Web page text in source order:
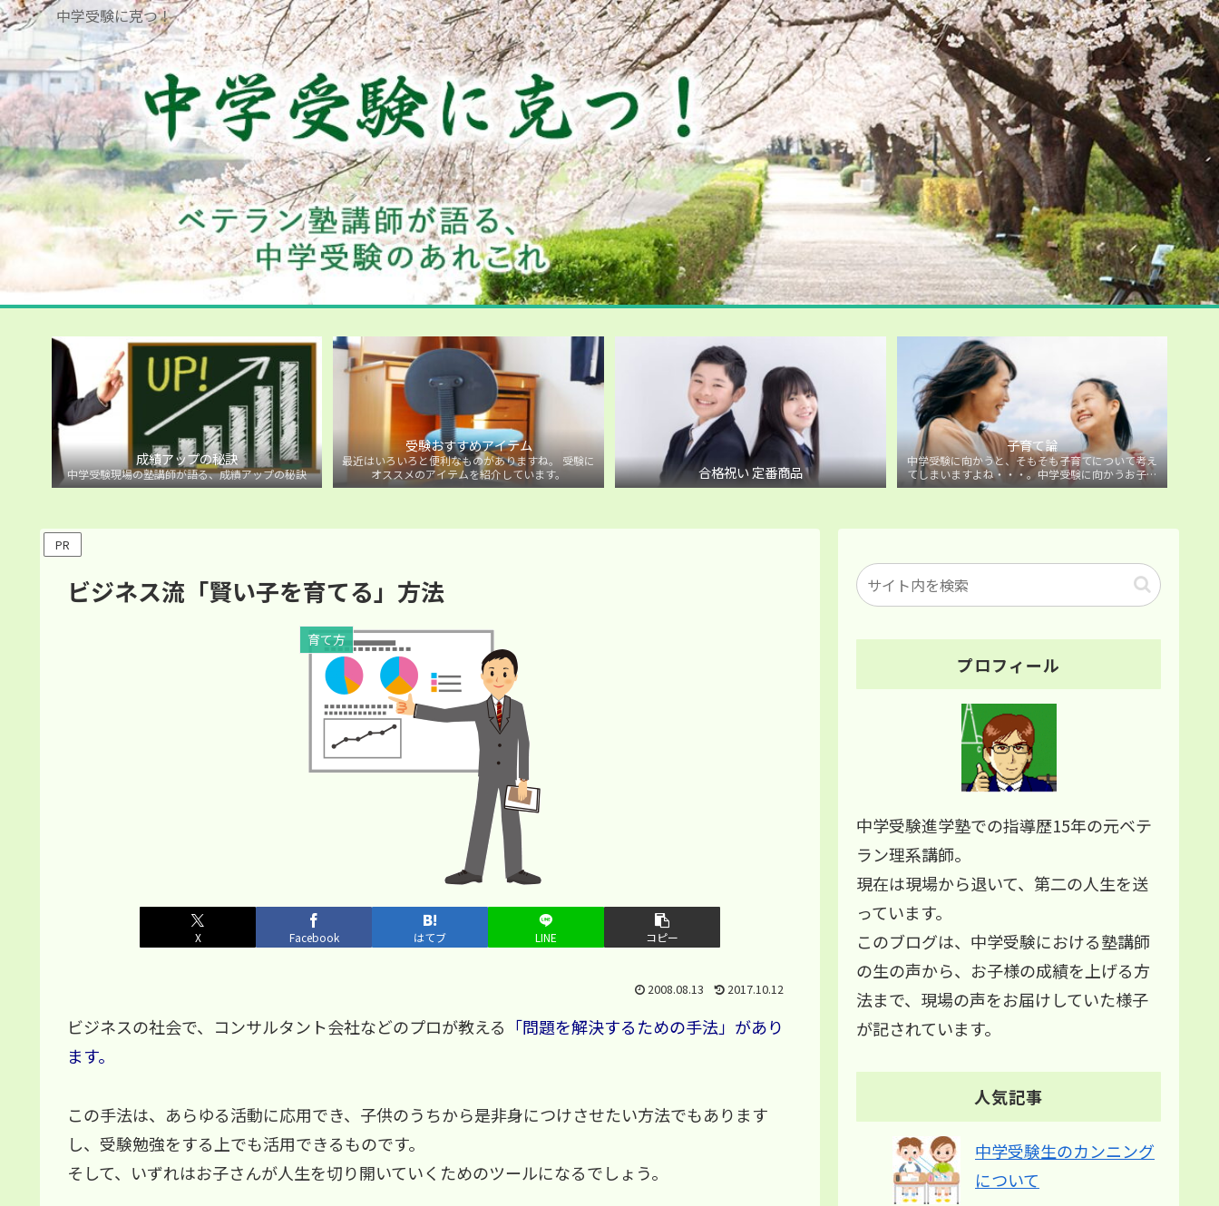
中学受験に克つ！
成績アップの秘訣
中学受験現場の塾講師が語る、成績アップの秘訣
受験おすすめアイテム
最近はいろいろと便利なものがありますね。 受験に
オススメのアイテムを紹介しています。
合格祝い 定番商品
子育て論
中学受験に向かうと、そもそも子育てについて考え
てしまいますよね・・・。中学受験に向かうお子様
を持つ保護者の方に向けた子育て論について。
PR
ビジネス流「賢い子を育てる」方法
育て方
X Facebook はてブ LINE コピー
2008.08.13 2017.10.12
ビジネスの社会で、コンサルタント会社などのプロが教える 「問題を解決するための手法」があり
ます。
この手法は、あらゆる活動に応用でき、子供のうちから是非身につけさせたい方法でもあります
し、受験勉強をする上でも活用できるものです。
そして、いずれはお子さんが人生を切り開いていくためのツールになるでしょう。
プロフィール
中学受験進学塾での指導歴15年の元ベテ
ラン理系講師。
現在は現場から退いて、第二の人生を送
っています。
このブログは、中学受験における塾講師
の生の声から、お子様の成績を上げる方
法まで、現場の声をお届けしていた様子
が記されています。
人気記事
中学受験生のカンニング
について